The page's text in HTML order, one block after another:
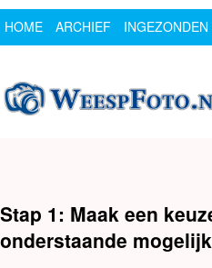
HOME ARCHIEF
Stap 1: Maak een
onderstaande